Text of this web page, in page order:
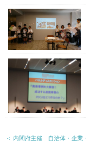
＜ 内閣府主催 自治体・企業